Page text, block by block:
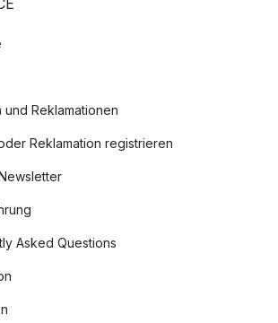
Reklamationen
Reklamation registrieren
Asked Questions